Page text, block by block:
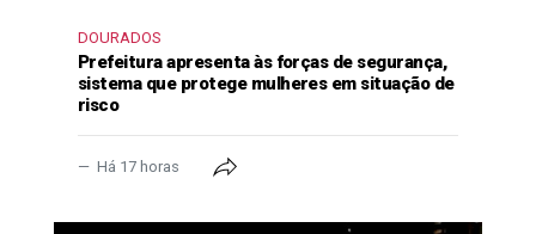
DOURADOS
Prefeitura apresenta às forças de segurança,
sistema que protege mulheres em situação de
risco
Há 17 horas